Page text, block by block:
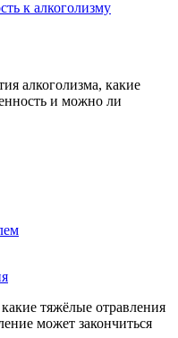
алкоголизма, какие
и можно ли
тяжёлые отравления
может закончиться